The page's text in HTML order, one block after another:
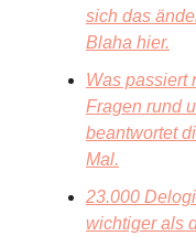
sich das
Blaha hier.
Was passiert
Fragen rund
beantwortet
Mal.
23.000
wichtiger als